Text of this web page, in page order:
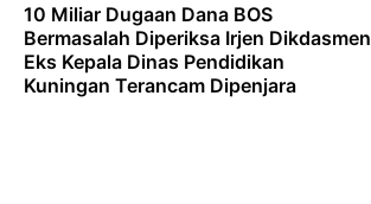
10 Miliar Dugaan Dana BOS
Bermasalah Diperiksa Irjen Dikdasmen
Eks Kepala Dinas Pendidikan
Kuningan Terancam Dipenjara